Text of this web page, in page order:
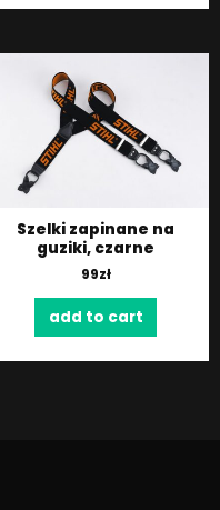
Szelki zapinane na
guziki, czarne
99zł
add to cart